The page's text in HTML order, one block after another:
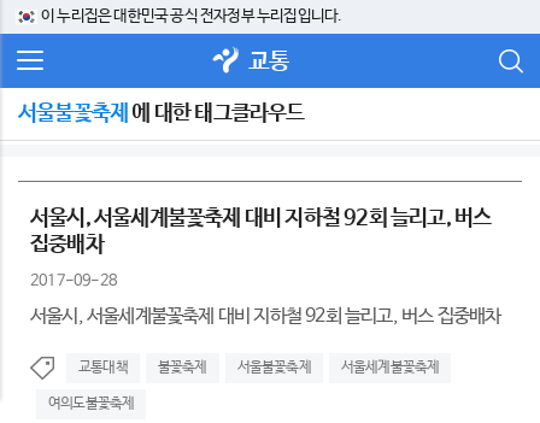
이 누리집은 대한민국 공식 전자정부 누리집입니다.
교통
서울불꽃축제 에 대한 태그클라우드
서울시, 서울세계불꽃축제 대비 지하철 92회 늘리고, 버스
집중배차
2017-09-28
서울시, 서울세계불꽃축제 대비 지하철 92회 늘리고, 버스 집중배차
교통대책 불꽃축제 서울불꽃축제 서울세계불꽃축제
여의도불꽃축제